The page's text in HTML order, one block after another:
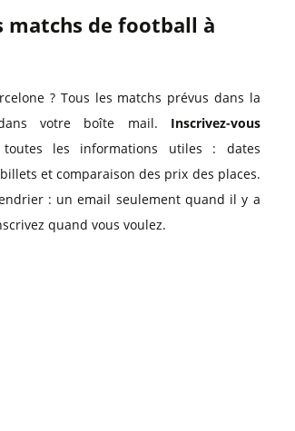
matchs de football à
? Tous les matchs prévus dans la
votre boîte mail. Inscrivez-vous
les informations utiles : dates
et comparaison des prix des places.
: un email seulement quand il y a
quand vous voulez.